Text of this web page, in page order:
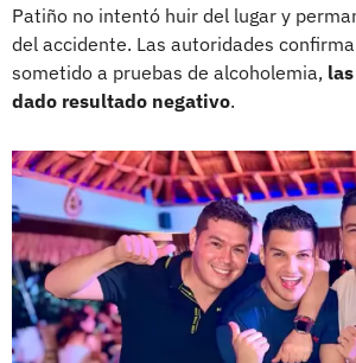
Patiño no intentó huir del lugar y
del accidente. Las autoridades
sometido a pruebas de alcoholemia,
dado resultado negativo.